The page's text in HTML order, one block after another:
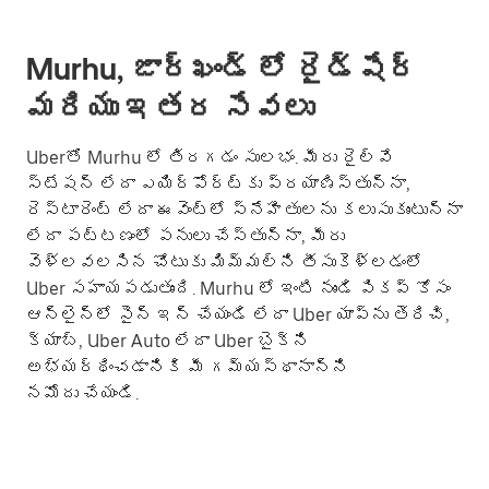
Murhu, జార్ఖండ్ లో రైడ్‌షేర్
మరియు ఇతర సేవలు
Uberతో Murhu లో తిరగడం సులభం. మీరు రైల్వే
స్టేషన్ లేదా ఎయిర్‌పోర్ట్‌కు ప్రయాణిస్తున్నా,
రెస్టారెంట్ లేదా ఈవెంట్లో స్నేహితులను కలుసుకుంటున్నా
లేదా పట్టణంలో పనులు చేస్తున్నా, మీరు
వెళ్లవలసిన చోటుకు మిమ్మల్ని తీసుకెళ్లడంలో
Uber సహాయపడుతుంది. Murhu లో ఇంటి నుండి పికప్ కోసం
ఆన్‌లైన్‌లో సైన్ ఇన్ చేయండి లేదా Uber యాప్‌ను తెరిచి,
క్యాబ్, Uber Auto లేదా Uber బైక్‌ని
అభ్యర్థించడానికి మీ గమ్యస్థానాన్ని
నమోదు చేయండి.